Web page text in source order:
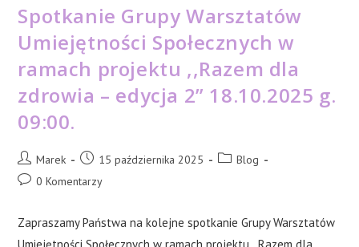
Spotkanie Grupy Warsztatów
Umiejętności Społecznych w
ramach projektu ,,Razem dla
zdrowia – edycja 2” 18.10.2025 g.
09:00.
Post
author:
Marek
Post
published:
15 października 2025
PostBlog
Post0 Komentarzy
Zapraszamy Państwa na kolejne spotkanie Grupy Warsztatów